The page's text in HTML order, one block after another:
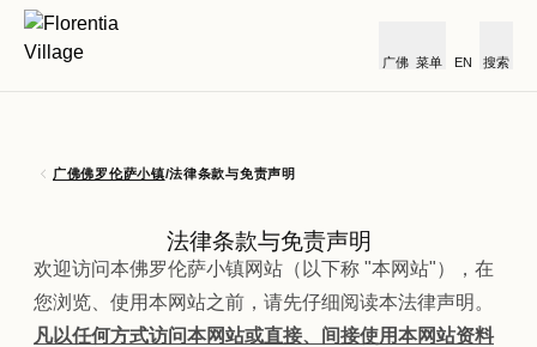
广佛 菜单 EN 搜索
广佛佛罗伦萨小镇/法律条款与免责声明
法律条款与免责声明
欢迎访问本佛罗伦萨小镇网站（以下称 "本网站"），在
您浏览、使用本网站之前，请先仔细阅读本法律声明。
凡以任何方式访问本网站或直接、间接使用本网站资料